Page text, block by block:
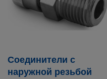
Соединители с
наружной резьбой